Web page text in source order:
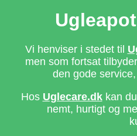
Vi henviser i stedet til
men som fortsat
den gode
Hos Uglecare.dkkan du
nemt, hurtigt og